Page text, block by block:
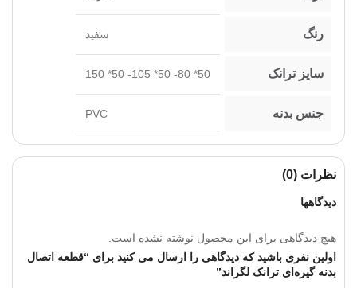
رنگ سفید
سایز ترانک 50* 80- 50* 105- 50* 150
جنس بدنه PVC
نظرات (0)
دیدگاهها
هیچ دیدگاهی برای این محصول نوشته نشده است.
اولین نفری باشید که دیدگاهی را ارسال می کنید برای “قطعه اتصال
بدنه گیره‌ای ترانک لگراند”